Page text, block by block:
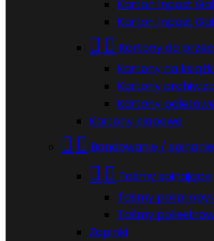
Karton Inpost
Karton Inpost
  Kartony do
Kartony na
Kartony
Kartony
Kartony klapowe
  Bandowanie / spinanie
  Taśmy spinające
Taśmy
Taśmy
Zapinki